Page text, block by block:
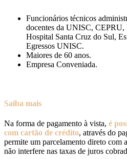
Funcionários técnicos
docentes da UNISC, CEPRU,
Hospital Santa Cruz do Sul,
Egressos UNISC.
Maiores de 60 anos.
Empresa Conveniada.
Saiba mais
Na forma de pagamento à vista, é
com cartão de crédito, através do
permite um parcelamento direto com
não interfere nas taxas de juros